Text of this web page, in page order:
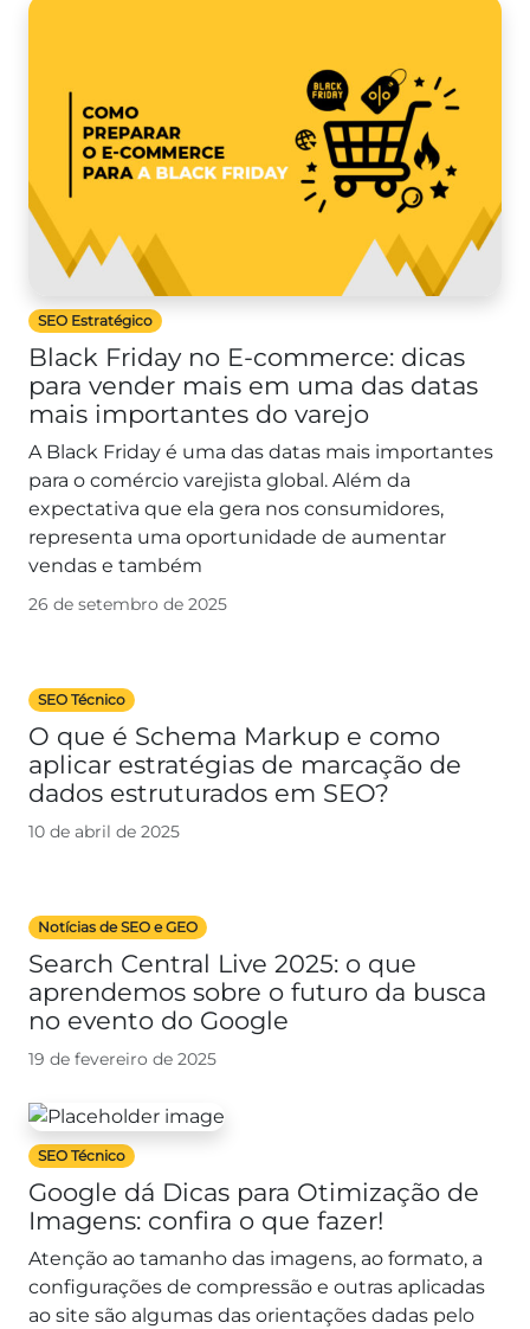
SEO Estratégico
Black Friday no E-commerce: dicas
para vender mais em uma das datas
mais importantes do varejo
A Black Friday é uma das datas mais importantes
para o comércio varejista global. Além da
expectativa que ela gera nos consumidores,
representa uma oportunidade de aumentar
vendas e também
26 de setembro de 2025
SEO Técnico
O que é Schema Markup e como
aplicar estratégias de marcação de
dados estruturados em SEO?
10 de abril de 2025
Notícias de SEO e GEO
Search Central Live 2025: o que
aprendemos sobre o futuro da busca
no evento do Google
19 de fevereiro de 2025
SEO Técnico
Google dá Dicas para Otimização de
Imagens: confira o que fazer!
Atenção ao tamanho das imagens, ao formato, a
configurações de compressão e outras aplicadas
ao site são algumas das orientações dadas pelo